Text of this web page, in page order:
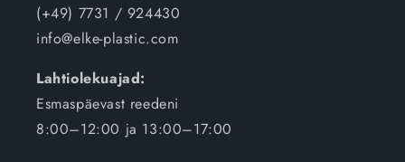
(+49) 7731 / 924430
info@elke-plastic.com
Lahtiolekuajad:
Esmaspäevast reedeni
8:00–12:00 ja 13:00–17:00